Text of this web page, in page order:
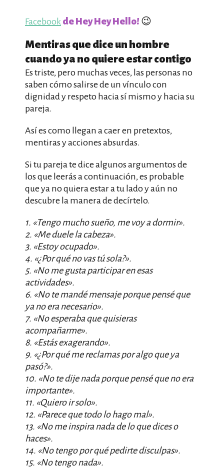
Facebook de Hey Hey Hello! 😉
Mentiras que dice un hombre
cuando ya no quiere estar contigo
Es triste, pero muchas veces, las personas no
saben cómo salirse de un vínculo con
dignidad y respeto hacia sí mismo y hacia su
pareja.
Así es como llegan a caer en pretextos,
mentiras y acciones absurdas.
Si tu pareja te dice algunos argumentos de
los que leerás a continuación, es probable
que ya no quiera estar a tu lado y aún no
descubre la manera de decírtelo.
1. «Tengo mucho sueño, me voy a dormir».
2. «Me duele la cabeza».
3. «Estoy ocupado».
4. «¿Por qué no vas tú sola?».
5. «No me gusta participar en esas
actividades».
6. «No te mandé mensaje porque pensé que
ya no era necesario».
7. «No esperaba que quisieras
acompañarme».
8. «Estás exagerando».
9. «¿Por qué me reclamas por algo que ya
pasó?».
10. «No te dije nada porque pensé que no era
importante».
11. «Quiero ir solo».
12. «Parece que todo lo hago mal».
13. «No me inspira nada de lo que dices o
haces».
14. «No tengo por qué pedirte disculpas».
15. «No tengo nada».